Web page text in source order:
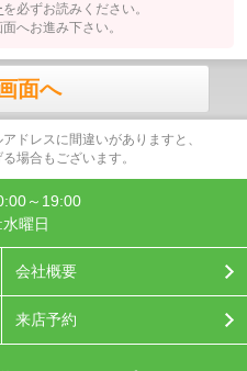
を必ずお読みください。
へお進み下さい。
面へ
ドレスに間違いがありますと、
場合もございます。
～19:00
曜日
会社概要
来店予約